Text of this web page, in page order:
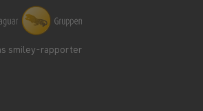
smiley-rapporter